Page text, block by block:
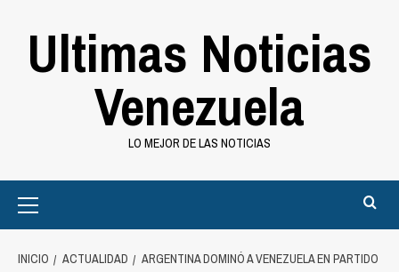
Ultimas Noticias
Venezuela
LO MEJOR DE LAS NOTICIAS
Menu
INICIO ACTUALIDAD
ARGENTINA DOMINÓ A VENEZUELA EN PARTIDO